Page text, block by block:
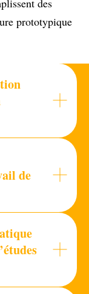
prototypique
de